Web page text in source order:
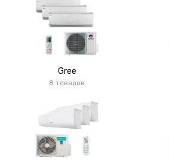
Gree
8 товаров